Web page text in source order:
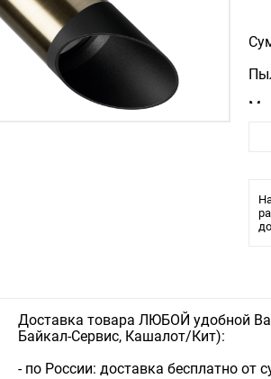
Доставка товара ЛЮБОЙ удобной
Байкал-Сервис, Кашалот/Кит):
- по России: доставка бесплатно от